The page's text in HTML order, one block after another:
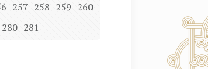
257 258 259 260
280 281